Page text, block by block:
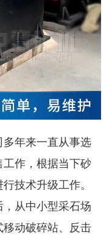
年来一直从事选
作，根据当下砂
技术升级工作。
从中小型采石场
动破碎站、反击